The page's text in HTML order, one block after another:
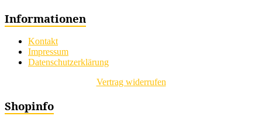
Informationen
Kontakt
Impressum
Datenschutzerklärung
Vertrag widerrufen
Shopinfo